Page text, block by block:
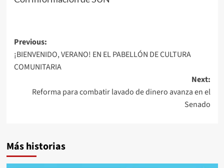
Post
navigation
Previous:
¡BIENVENIDO, VERANO! EN EL PABELLÓN DE CULTURA
COMUNITARIA
Next:
Reforma para combatir lavado de dinero avanza en el
Senado
Más historias